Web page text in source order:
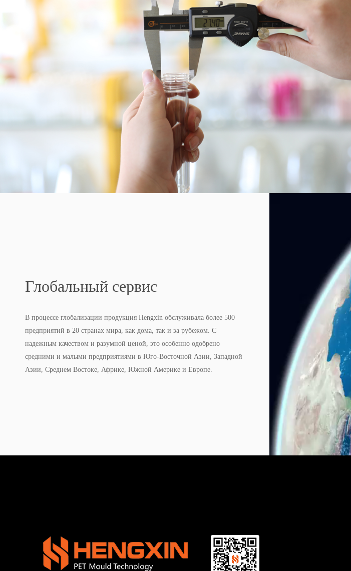
Глобальный сервис
В процессе глобализации продукция Hengxin обслуживала более 500
предприятий в 20 странах мира, как дома, так и за рубежом. С
надежным качеством и разумной ценой, это особенно одобрено
средними и малыми предприятиями в Юго-Восточной Азии, Западной
Азии, Среднем Востоке, Африке, Южной Америке и Европе.